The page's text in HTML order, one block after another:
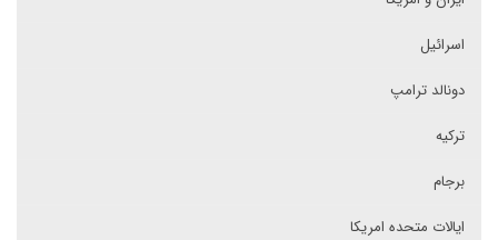
اسرائیل
دونالد ترامپ
ترکیه
برجام
ایالات متحده امریکا